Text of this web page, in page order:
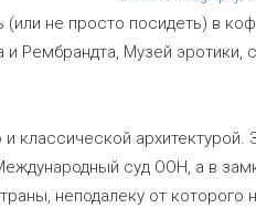
не просто посидеть) в
и Рембрандта, Музей эротики,
классической архитектурой.
суд ООН, а в
неподалеку от которого